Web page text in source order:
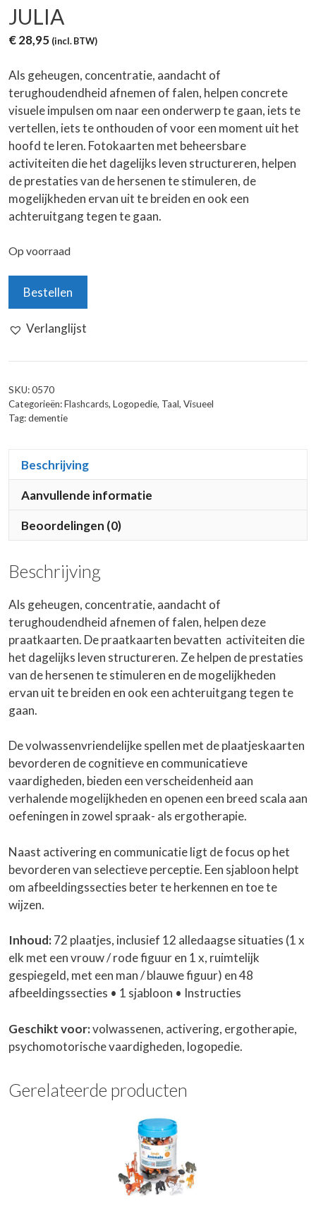
JULIA
€28,95 (incl. BTW)
Als geheugen, concentratie, aandacht of
terughoudendheid afnemen of falen, helpen concrete
visuele impulsen om naar een onderwerp te gaan, iets te
vertellen, iets te onthouden of voor een moment uit het
hoofd te leren. Fotokaarten met beheersbare
activiteiten die het dagelijks leven structureren, helpen
de prestaties van de hersenen te stimuleren, de
mogelijkheden ervan uit te breiden en ook een
achteruitgang tegen te gaan.
Op voorraad
Praatkaarten:
Bram
Julia
Bestellen
Verlanglijst
SKU:0570
Categorieën:Flashcards, Logopedie, Taal, Visueel
Tag:dementie
Beschrijving
Aanvullende informatie
Beoordelingen (0)
Beschrijving
Als geheugen, concentratie, aandacht of
terughoudendheid afnemen of falen, helpen deze
praatkaarten. De praatkaarten bevatten activiteiten die
het dagelijks leven structureren. Ze helpen de prestaties
van de hersenen te stimuleren en de mogelijkheden
ervan uit te breiden en ook een achteruitgang tegen te
gaan.
De volwassenvriendelijke spellen met de plaatjeskaarten
bevorderen de cognitieve en communicatieve
vaardigheden, bieden een verscheidenheid aan
verhalende mogelijkheden en openen een breed scala aan
oefeningen in zowel spraak- als ergotherapie.
Naast activering en communicatie ligt de focus op het
bevorderen van selectieve perceptie. Een sjabloon helpt
om afbeeldingssecties beter te herkennen en toe te
wijzen.
Inhoud:72 plaatjes, inclusief 12 alledaagse situaties (1 x
elk met een vrouw / rode figuur en 1 x, ruimtelijk
gespiegeld, met een man / blauwe figuur) en 48
afbeeldingssecties • 1 sjabloon • Instructies
Geschikt voor:volwassenen, activering, ergotherapie,
psychomotorische vaardigheden, logopedie.
Gerelateerde producten